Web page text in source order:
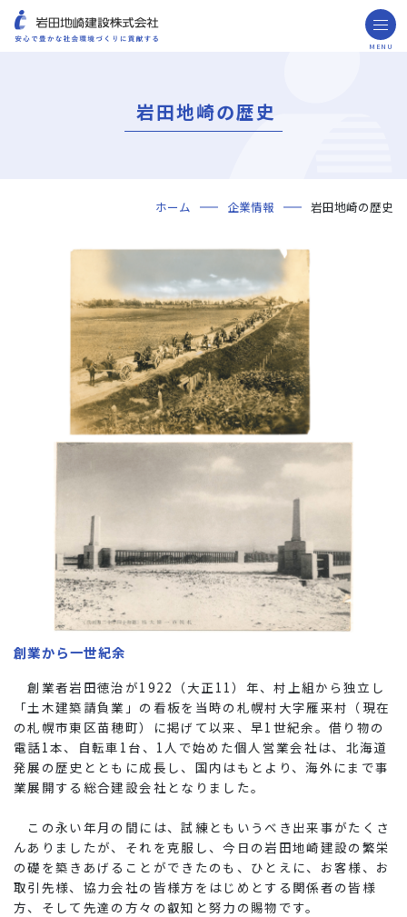
MENU
プロジェクトレポート
技術・ソリューション
採用情報
NISEKO PROJECTS
閉じる
岩田地崎の歴史
ホーム 企業情報 岩田地崎の歴史
創業から一世紀余
創業者岩田徳治が1922（大正11）年、村上組から独立し
「土木建築請負業」の看板を当時の札幌村大字雁来村（現在
の札幌市東区苗穂町）に掲げて以来、早1世紀余。借り物の
電話1本、自転車1台、1人で始めた個人営業会社は、北海道
発展の歴史とともに成長し、国内はもとより、海外にまで事
業展開する総合建設会社となりました。
この永い年月 の間 には、試練ともいうべき出来事がたくさ
んありましたが、それを克服し、今日の岩田地崎建設の繁栄
の礎を築きあげることができたのも、ひとえに、お客様、お
取引先様、協力会社の皆様方をはじめとする関係者の皆様
方、そして先達の方々の叡知と努力の賜物です。